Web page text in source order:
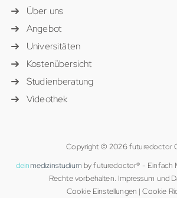
Über uns
Angebot
Universitäten
Kostenübersicht
Studienberatung
Videothek
Copyright © 2026 futuredoctor
deinmedizinstudium by futuredoctor® - Einfach
Rechte vorbehalten. Impressum und
Cookie Einstellungen |Cookie